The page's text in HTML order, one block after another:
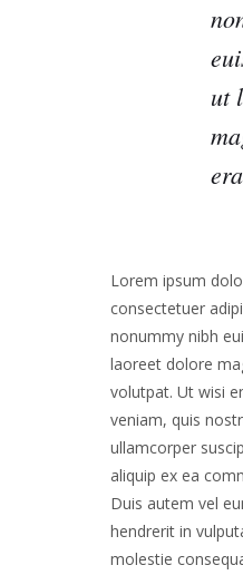
ut
Lorem ipsum
consectetuer
nonummy nibh
laoreet dolore
volutpat. Ut wisi
veniam, quis
ullamcorper
aliquip ex ea
Duis autem vel
hendrerit in
molestie